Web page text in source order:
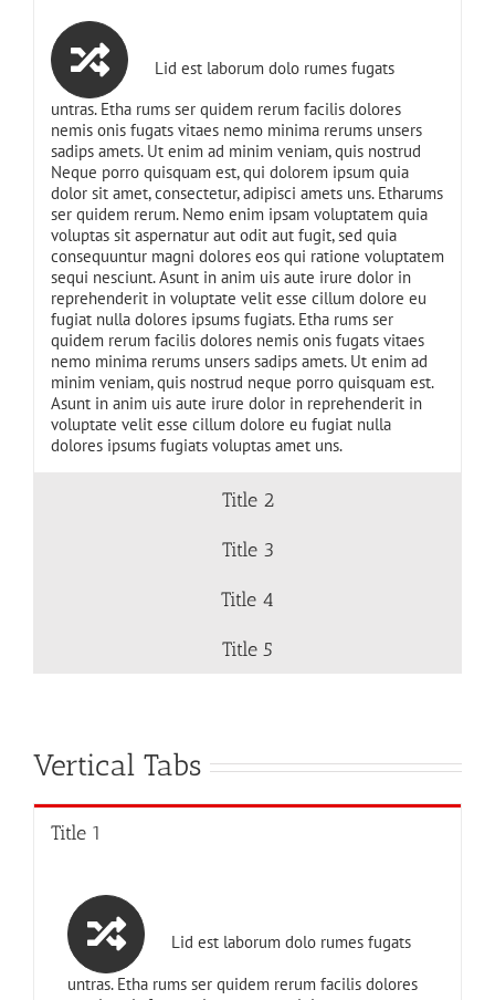
Lid est laborum dolo rumes fugats
untras. Etha rums ser quidem rerum facilis dolores
nemis onis fugats vitaes nemo minima rerums unsers
sadips amets. Ut enim ad minim veniam, quis nostrud
Neque porro quisquam est, qui dolorem ipsum quia
dolor sit amet, consectetur, adipisci amets uns. Etharums
ser quidem rerum. Nemo enim ipsam voluptatem quia
voluptas sit aspernatur aut odit aut fugit, sed quia
consequuntur magni dolores eos qui ratione voluptatem
sequi nesciunt. Asunt in anim uis aute irure dolor in
reprehenderit in voluptate velit esse cillum dolore eu
fugiat nulla dolores ipsums fugiats. Etha rums ser
quidem rerum facilis dolores nemis onis fugats vitaes
nemo minima rerums unsers sadips amets. Ut enim ad
minim veniam, quis nostrud neque porro quisquam est.
Asunt in anim uis aute irure dolor in reprehenderit in
voluptate velit esse cillum dolore eu fugiat nulla
dolores ipsums fugiats voluptas amet uns.
Title 2
Title 3
Title 4
Title 5
Vertical Tabs
Title 1
Lid est laborum dolo rumes fugats
untras. Etha rums ser quidem rerum facilis dolores